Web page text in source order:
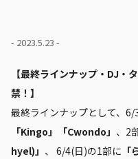
- 2023.5.23 -
【最終ラインナップ・DJ・
禁！】
最終ラインナップとして、6/
「Kingo」「Cwondo」 、2
hyel)」 、 6/4(日)の1部に